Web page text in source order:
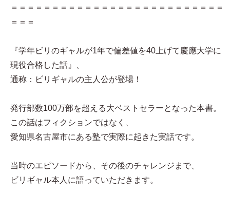
＝＝＝＝＝＝＝＝＝＝＝＝＝＝＝＝＝＝＝＝＝＝＝＝＝＝
＝＝＝
『学年ビリのギャルが1年で偏差値を40上げて慶應大学に
現役合格した話』、
通称：ビリギャルの主人公が登場！
発行部数100万部を超える大ベストセラーとなった本書。
この話はフィクションではなく、
愛知県名古屋市にある塾で実際に起きた実話です。
当時のエピソードから、その後のチャレンジまで、
ビリギャル本人に語っていただきます。